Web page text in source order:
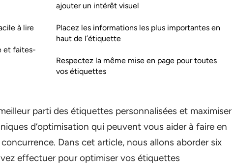
à lire
et faites-
ajouter un intérêt visuel
Placez les informations les plus importantes en
haut de l’étiquette
Respectez la même mise en page pour toutes
vos étiquettes
parti des étiquettes personnalisées et maximiser
d’optimisation qui peuvent vous aider à faire en
Dans cet article, nous allons aborder six
effectuer pour optimiser vos étiquettes